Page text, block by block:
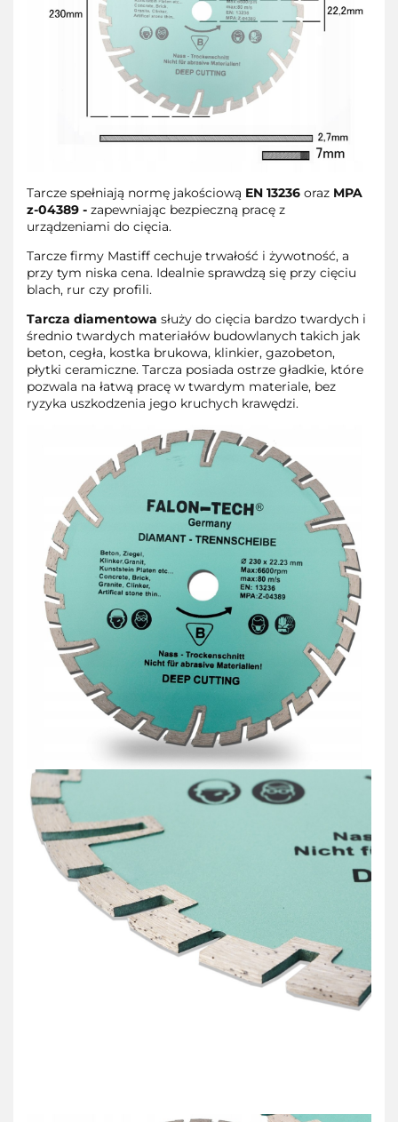
Tarcze spełniają normę jakościową EN 13236 oraz MPA
z-04389 - zapewniając bezpieczną pracę z
urządzeniami do cięcia.
Tarcze firmy Mastiff cechuje trwałość i żywotność, a
przy tym niska cena. Idealnie sprawdzą się przy cięciu
blach, rur czy profili.
Tarcza diamentowa służy do cięcia bardzo twardych i
średnio twardych materiałów budowlanych takich jak
beton, cegła, kostka brukowa, klinkier, gazobeton,
płytki ceramiczne. Tarcza posiada ostrze gładkie, które
pozwala na łatwą pracę w twardym materiale, bez
ryzyka uszkodzenia jego kruchych krawędzi.